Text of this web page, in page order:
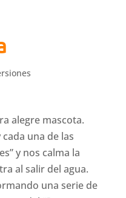
alegre mascota.
una de las
y nos calma la
al salir del agua.
una serie de